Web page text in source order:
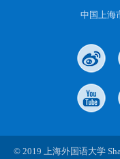
中国上海
© 2019 上海外国语大学